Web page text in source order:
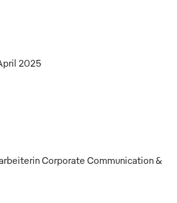
2025
Corporate Communication &